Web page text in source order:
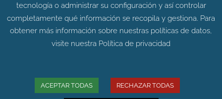
Edificio de Geológicas. Pedro Cerbuna 12 - 50009
ZARAGOZA
tecnología o administrar su configuración y así controlar
completamente qué información se recopila y gestiona. Para
obtener más información sobre nuestras políticas de datos,
visite nuestra Política de privacidad
ACEPTAR TODAS RECHAZAR TODAS